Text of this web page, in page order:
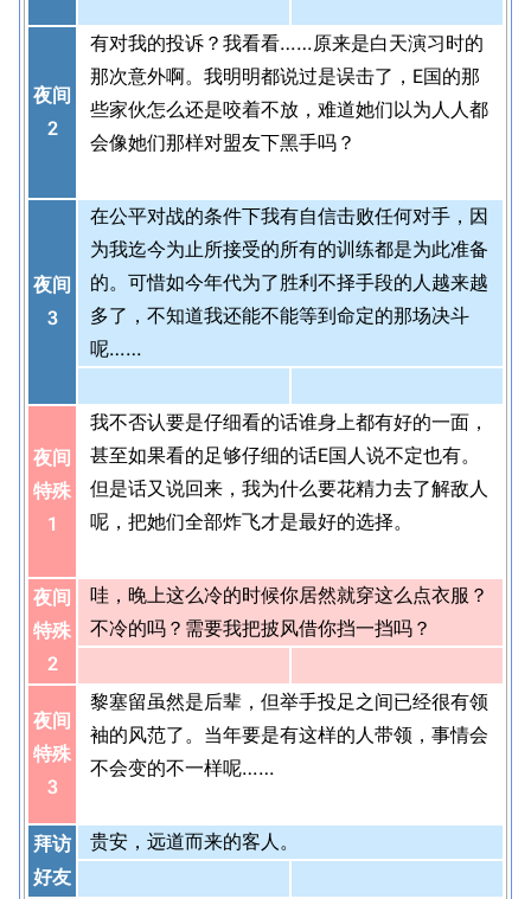
夜间
2
有对我的投诉？我看看……原来是白天演习时的
那次意外啊。我明明都说过是误击了，E国的那
些家伙怎么还是咬着不放，难道她们以为人人都
会像她们那样对盟友下黑手吗？
夜间
3
在公平对战的条件下我有自信击败任何对手，因
为我迄今为止所接受的所有的训练都是为此准备
的。可惜如今年代为了胜利不择手段的人越来越
多了，不知道我还能不能等到命定的那场决斗
呢……
夜间
特殊
1
我不否认要是仔细看的话谁身上都有好的一面，
甚至如果看的足够仔细的话E国人说不定也有。
但是话又说回来，我为什么要花精力去了解敌人
呢，把她们全部炸飞才是最好的选择。
夜间
特殊
2
哇，晚上这么冷的时候你居然就穿这么点衣服？
不冷的吗？需要我把披风借你挡一挡吗？
夜间
特殊
3
黎塞留虽然是后辈，但举手投足之间已经很有领
袖的风范了。当年要是有这样的人带领，事情会
不会变的不一样呢……
拜访
好友
贵安，远道而来的客人。